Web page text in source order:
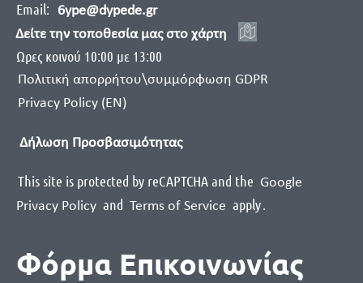
Email:
6ype@dypede.gr
Δείτε την τοποθεσία μας στο χάρτη
Ωρες κοινού 10:00 με 13:00
Πολιτική απορρήτου\συμμόρφωση GDPR
Privacy Policy (EN)
Δήλωση Προσβασιμότητας
This site is protected by reCAPTCHA and the Google
Privacy Policy and Terms of Service apply.
Φόρμα Επικοινωνίας